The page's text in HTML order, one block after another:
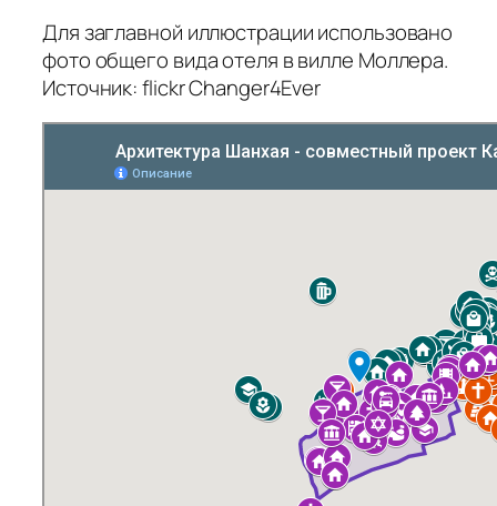
Для заглавной иллюстрации использовано
фото общего вида отеля в вилле Моллера.
Источник: flickr Changer4Ever